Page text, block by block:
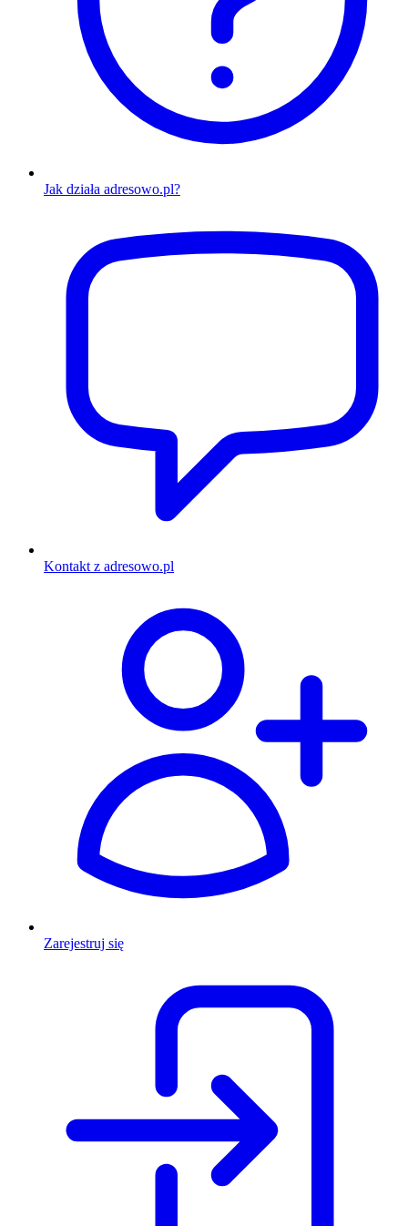
Jak działa adresowo.pl?
Kontakt z adresowo.pl
Zarejestruj się